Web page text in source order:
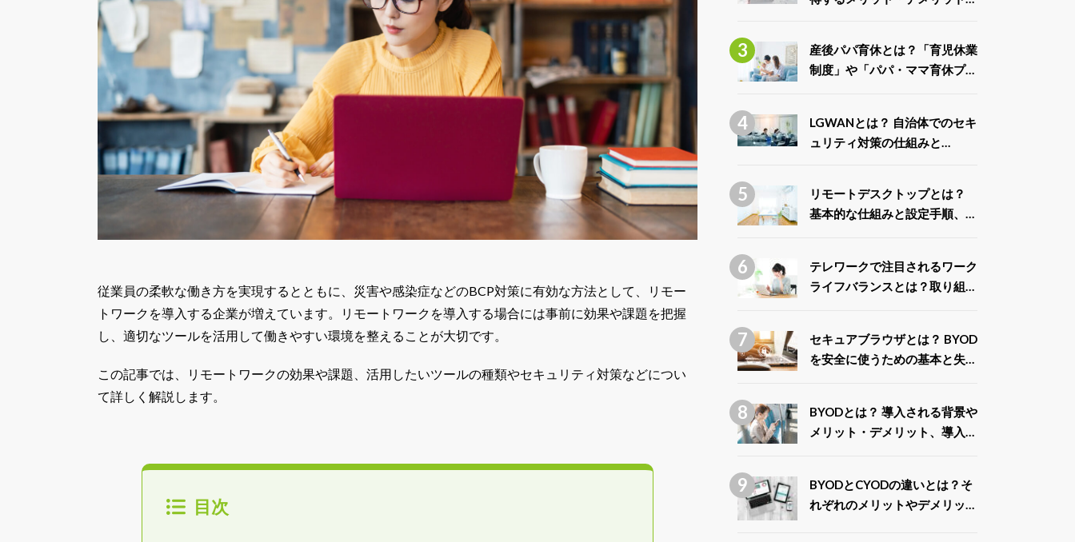
従業員の柔軟な働き方を実現するとともに、災害や感染症などのBCP対策に有効な方法として、リモー
トワークを導入する企業が増えています。リモートワークを導入する場合には事前に効果や課題を把握
し、適切なツールを活用して働きやすい環境を整えることが大切です。
この記事では、リモートワークの効果や課題、活用したいツールの種類やセキュリティ対策などについ
て詳しく解説します。
目次
産後パパ育休とは？「育児休業
制度」や「パパ・ママ育休プラ
LGWANとは？ 自治体でのセキ
ュリティ対策の仕組みと
リモートデスクトップとは？
基本的な仕組みと設定手順、安
テレワークで注目されるワーク
ライフバランスとは？取り組み
セキュアブラウザとは？ BYOD
を安全に使うための基本と失敗
BYODとは？ 導入される背景や
メリット・デメリット、導入事
BYODとCYODの違いとは？そ
れぞれのメリットやデメリット